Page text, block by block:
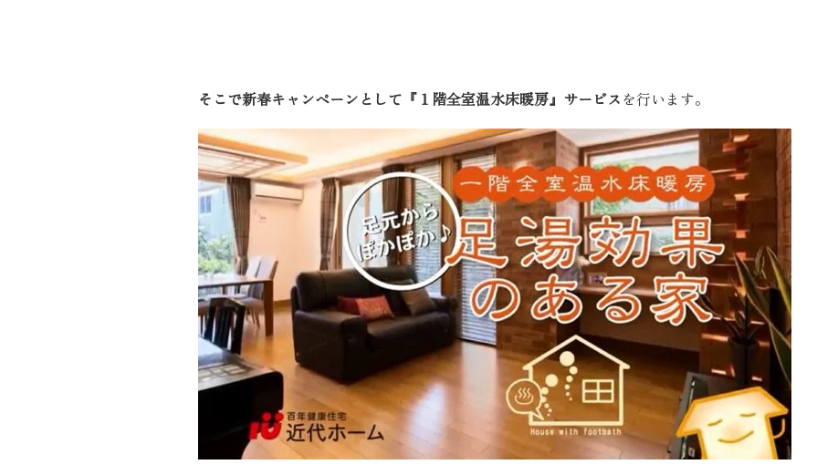
自社大工集団「名匠会」
ホームオーナー様が集う会『100TOMO』
スタッフブログ
よくある質問
近代ホーム公式LINE
ベストバリューホーム
住宅ローン支援
インテリアコーディネート
ZEHについて
SEGs近代ホームの取り組み
来場予約
オンライン相談
そこで新春キャンペーンとして『１階全室温水床暖房』サービスを行います。